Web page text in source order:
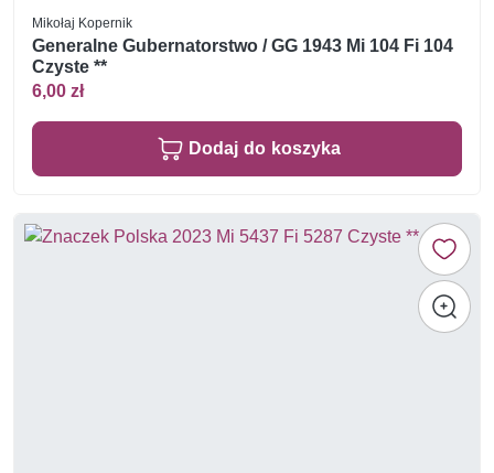
Mikołaj Kopernik
Generalne Gubernatorstwo / GG 1943 Mi 104 Fi 104
Czyste **
6,00 zł
Dodaj do koszyka